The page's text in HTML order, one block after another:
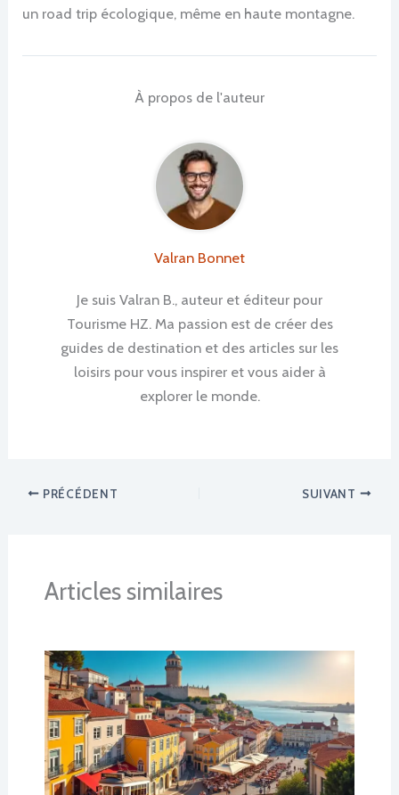
un road trip écologique, même en haute montagne.
À propos de l'auteur
Valran Bonnet
Je suis Valran B., auteur et éditeur pour
Tourisme HZ. Ma passion est de créer des
guides de destination et des articles sur les
loisirs pour vous inspirer et vous aider à
explorer le monde.
PRÉCÉDENT SUIVANT
Articles similaires